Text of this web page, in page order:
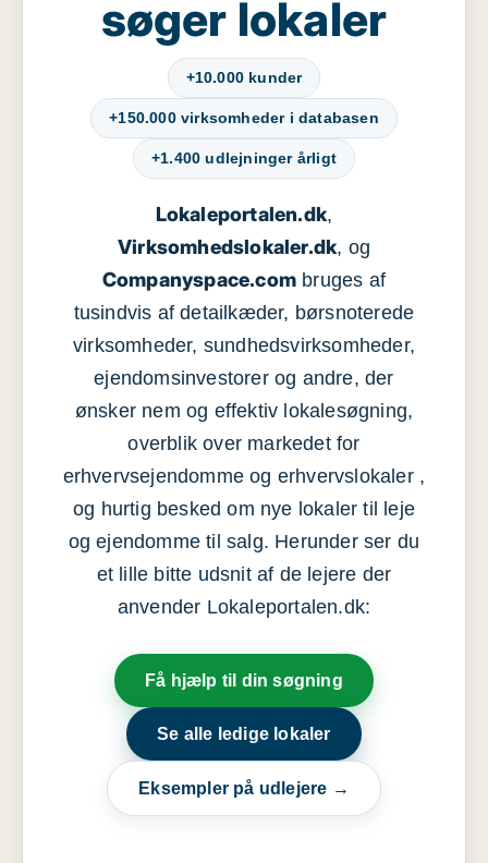
søger lokaler
+10.000 kunder
+150.000 virksomheder i databasen
+1.400 udlejninger årligt
Lokaleportalen.dk,
Virksomhedslokaler.dk, og
Companyspace.com bruges af
tusindvis af detailkæder, børsnoterede
virksomheder, sundhedsvirksomheder,
ejendomsinvestorer og andre, der
ønsker nem og effektiv lokalesøgning,
overblik over markedet for
erhvervsejendomme og erhvervslokaler ,
og hurtig besked om nye lokaler til leje
og ejendomme til salg. Herunder ser du
et lille bitte udsnit af de lejere der
anvender Lokaleportalen.dk:
Få hjælp til din søgning
Se alle ledige lokaler
Eksempler på udlejere →